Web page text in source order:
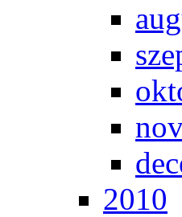
2010